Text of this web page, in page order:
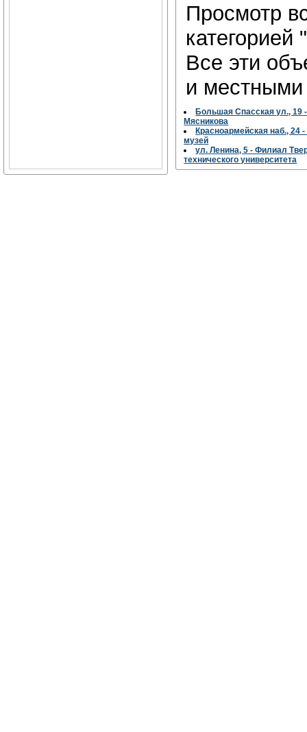
Просмотр
Все эти
и местными
Большая Спасская ул., 19
Мясникова
Красноармейская наб., 24
музей
ул. Ленина, 5 - Филиал
технического университета